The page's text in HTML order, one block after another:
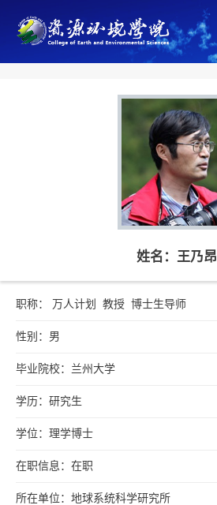
姓名：王乃昂
职称： 万人计划 教授 博士生导师
性别：男
毕业院校：兰州大学
学历：研究生
学位：理学博士
在职信息：在职
所在单位：地球系统科学研究所